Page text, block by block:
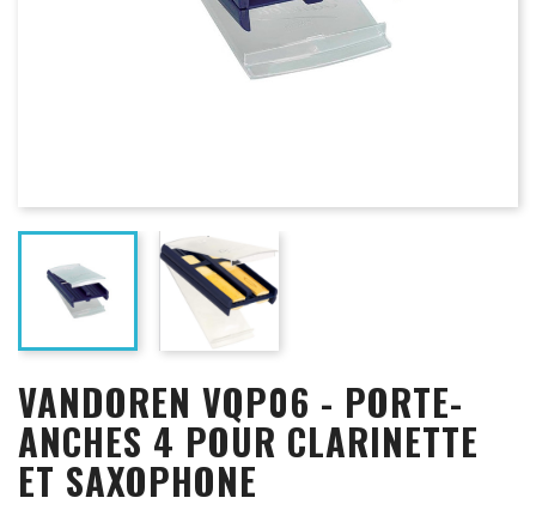
VANDOREN VQP06 - PORTE-
ANCHES 4 POUR CLARINETTE
ET SAXOPHONE